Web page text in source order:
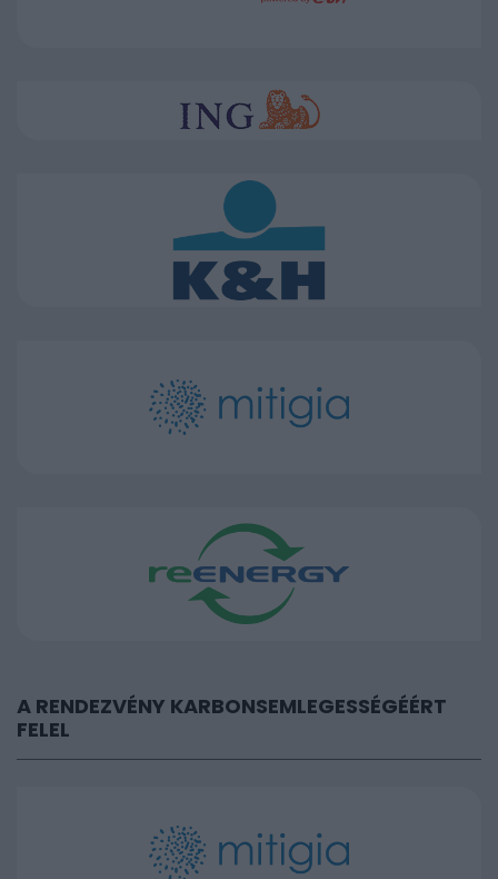
A RENDEZVÉNY KARBONSEMLEGESSÉGÉÉRT
FELEL